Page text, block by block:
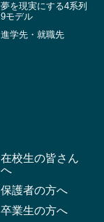
夢を現実にする4系列
9モデル
進学先・就職先
在校生の皆さん
へ
保護者の方へ
卒業生の方へ